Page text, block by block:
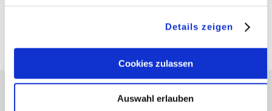
Details zeigen
Cookies zulassen
Auswahl erlauben
Garant für Produktsicherheit